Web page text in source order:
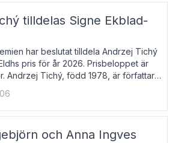
tilldelas Signe Ekblad-
har beslutat tilldela Andrzej Tichý
pris för år 2026. Prisbeloppet är
Andrzej Tichý, född 1978, är författare
Han debuterade 2005 med den
Sex liter l
och Anna Ingves